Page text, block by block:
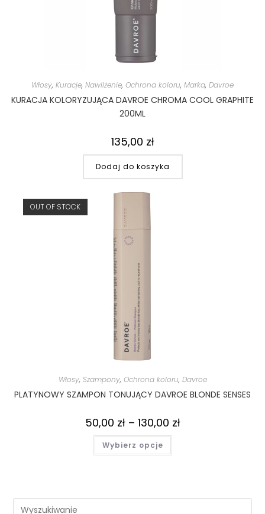
Włosy, Kuracje, Nawilżenie, Ochrona koloru, Marka, Davroe
KURACJA KOLORYZUJĄCA DAVROE CHROMA COOL GRAPHITE
200ML
135,00 zł
Dodaj do koszyka
OUT OF STOCK
Włosy, Szampony, Ochrona koloru, Davroe
PLATYNOWY SZAMPON TONUJĄCY DAVROE BLONDE SENSES
50,00 zł – 130,00 zł
Wybierz opcje